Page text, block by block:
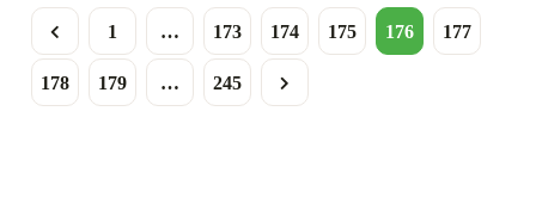
1 … 173 174 175 176 177
178 179 … 245